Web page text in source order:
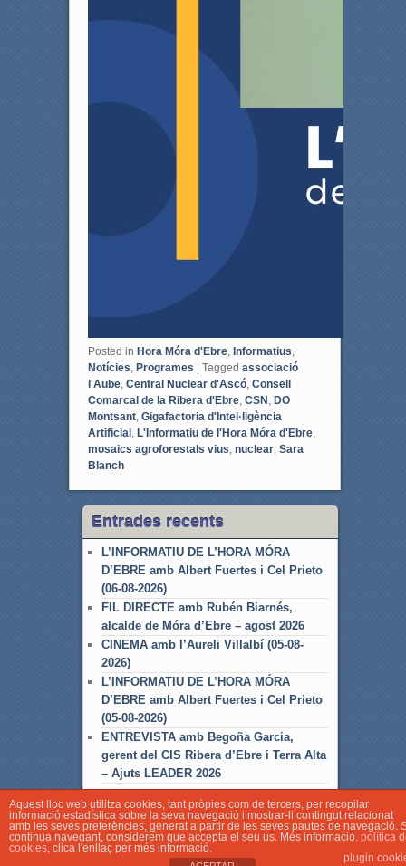
Posted in Hora Móra d'Ebre, Informatius
Notícies Programes | Tagged associació
l'Aube, Central Nuclear d'Ascó, Consell
Comarcal de la Ribera d'Ebre, CSN DO
Montsant, Gigafactoria d'Intel·ligència
Artificial, L'Informatiu de l'Hora Móra d'Ebre,
mosaics agroforestals vius nuclear, Sara
Blanch
Entrades recents
L’INFORMATIU DE L’HORA MÓRA
D’EBRE amb Albert Fuertes i Cel Prieto
(06-08-2026)
FIL DIRECTE amb Rubén Biarnés,
alcalde de Móra d’Ebre – agost 2026
CINEMA amb l’Aureli Villalbí (05-08-
2026)
L’INFORMATIU DE L’HORA MÓRA
D’EBRE amb Albert Fuertes i Cel Prieto
(05-08-2026)
ENTREVISTA amb Begoña Garcia,
gerent del CIS Ribera d’Ebre i Terra Alta
– Ajuts LEADER 2026
© Associació Local de Ràdio Móra d'Ebre
Aquest lloc web utilitza cookies, tant pròpies com de tercers, per recopilar
informació estadística sobre la seva navegació i mostrar-li contingut relacionat
amb les seves preferències, generat a partir de les seves pautes de navegació.
continua navegant, considerem que accepta el seu ús. Més informació. política
cookies, clica l'enllaç per més informació.
plugin